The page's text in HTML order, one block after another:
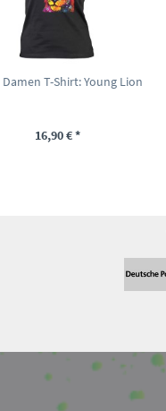
T-Shirt: Young Lion
16,90 € *